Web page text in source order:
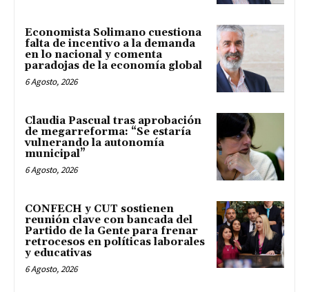
Economista Solimano cuestiona
falta de incentivo a la demanda
en lo nacional y comenta
paradojas de la economía global
6 Agosto, 2026
Claudia Pascual tras aprobación
de megarreforma: “Se estaría
vulnerando la autonomía
municipal”
6 Agosto, 2026
CONFECH y CUT sostienen
reunión clave con bancada del
Partido de la Gente para frenar
retrocesos en políticas laborales
y educativas
6 Agosto, 2026